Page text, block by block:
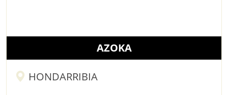
AZOKA
HONDARRIBIA